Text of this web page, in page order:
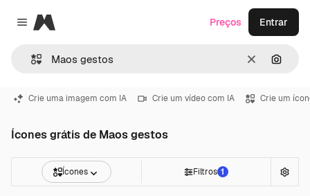
Close menu
Magnific
Limpar
Preços Entrar
Crie uma imagem com IA Crie um vídeo com IA Crie um
Ícones grátis de Maos gestos
Ícones Filtros 1